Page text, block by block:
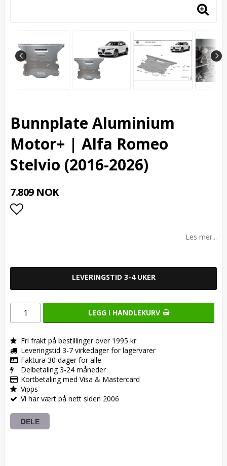
Bunnplate Aluminium
Motor+ | Alfa Romeo
Stelvio (2016-2026)
7.809 NOK
Les mer...
LEVERINGSTID 3-4 UKER
LEGG I HANDLEKURV
Fri frakt på bestillinger over 1995 kr
Leveringstid 3-7 virkedager for lagervarer
Faktura 30 dager for alle
Delbetaling 3-24 måneder
Kortbetaling med Visa & Mastercard
Vipps
Vi har vært på nett siden 2006
DELE